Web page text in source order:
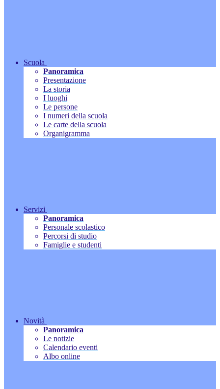
Scuola
Panoramica
Presentazione
La storia
I luoghi
Le persone
I numeri della scuola
Le carte della scuola
Organigramma
Servizi
Panoramica
Personale scolastico
Percorsi di studio
Famiglie e studenti
Novità
Panoramica
Le notizie
Calendario eventi
Albo online